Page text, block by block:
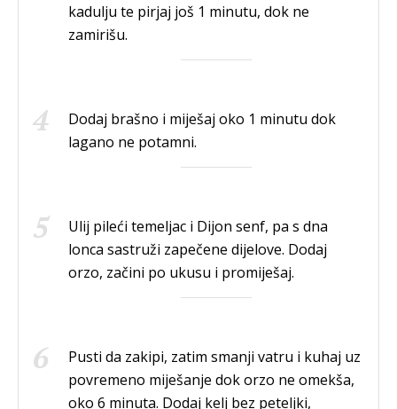
kadulju te pirjaj još 1 minutu, dok ne
zamirišu.
Dodaj brašno i miješaj oko 1 minutu dok
lagano ne potamni.
Ulij pileći temeljac i Dijon senf, pa s dna
lonca sastruži zapečene dijelove. Dodaj
orzo, začini po ukusu i promiješaj.
Pusti da zakipi, zatim smanji vatru i kuhaj uz
povremeno miješanje dok orzo ne omekša,
oko 6 minuta. Dodaj kelj bez peteljki,